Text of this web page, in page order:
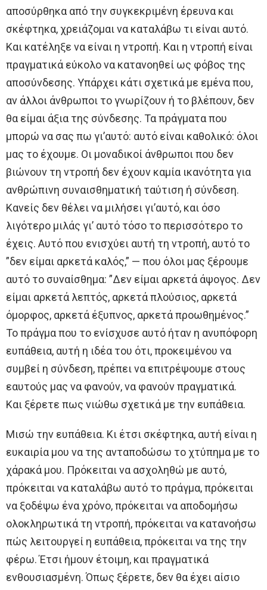
αποσύρθηκα από την συγκεκριμένη έρευνα και
σκέφτηκα, χρειάζομαι να καταλάβω τι είναι αυτό.
Και κατέληξε να είναι η ντροπή. Και η ντροπή είναι
πραγματικά εύκολο να κατανοηθεί ως φόβος της
αποσύνδεσης. Υπάρχει κάτι σχετικά με εμένα που,
αν άλλοι άνθρωποι το γνωρίζουν ή το βλέπουν, δεν
θα είμαι άξια της σύνδεσης. Τα πράγματα που
μπορώ να σας πω γι’αυτό: αυτό είναι καθολικό: όλοι
μας το έχουμε. Οι μοναδικοί άνθρωποι που δεν
βιώνουν τη ντροπή δεν έχουν καμία ικανότητα για
ανθρώπινη συναισθηματική ταύτιση ή σύνδεση.
Κανείς δεν θέλει να μιλήσει γι’αυτό, και όσο
λιγότερο μιλάς γι’ αυτό τόσο το περισσότερο το
έχεις. Αυτό που ενισχύει αυτή τη ντροπή, αυτό το
”δεν είμαι αρκετά καλός,” — που όλοι μας ξέρουμε
αυτό το συναίσθημα: ”Δεν είμαι αρκετά άψογος. Δεν
είμαι αρκετά λεπτός, αρκετά πλούσιος, αρκετά
όμορφος, αρκετά έξυπνος, αρκετά προωθημένος.”
Το πράγμα που το ενίσχυσε αυτό ήταν η ανυπόφορη
ευπάθεια, αυτή η ιδέα του ότι, προκειμένου να
συμβεί η σύνδεση, πρέπει να επιτρέψουμε στους
εαυτούς μας να φανούν, να φανούν πραγματικά.
Και ξέρετε πως νιώθω σχετικά με την ευπάθεια.
Μισώ την ευπάθεια. Κι έτσι σκέφτηκα, αυτή είναι η
ευκαιρία μου να της ανταποδώσω το χτύπημα με το
χάρακά μου. Πρόκειται να ασχοληθώ με αυτό,
πρόκειται να καταλάβω αυτό το πράγμα, πρόκειται
να ξοδέψω ένα χρόνο, πρόκειται να αποδομήσω
ολοκληρωτικά τη ντροπή, πρόκειται να κατανοήσω
πώς λειτουργεί η ευπάθεια, πρόκειται να της την
φέρω. Έτσι ήμουν έτοιμη, και πραγματικά
ενθουσιασμένη. Όπως ξέρετε, δεν θα έχει αίσιο